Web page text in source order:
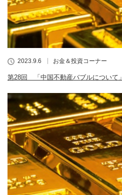
2023.9.6 お金＆投資コーナー
第28回 「中国不動産バブルについて」